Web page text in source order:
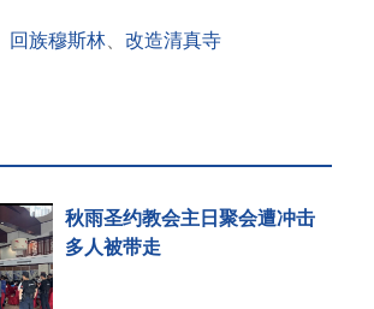
回族穆斯林、 改造清真寺
秋雨圣约教会主日聚会遭冲击
多人被带走